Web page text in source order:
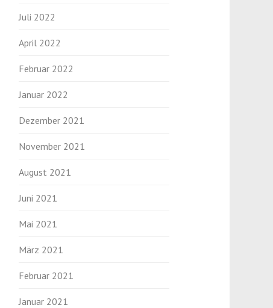
Juli 2022
April 2022
Februar 2022
Januar 2022
Dezember 2021
November 2021
August 2021
Juni 2021
Mai 2021
März 2021
Februar 2021
Januar 2021